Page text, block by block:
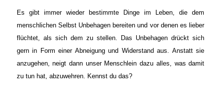
Es gibt immer wieder bestimmte Dinge im Leben, die dem
menschlichen Selbst Unbehagen bereiten und vor denen es lieber
flüchtet, als sich dem zu stellen. Das Unbehagen drückt sich
gern in Form einer Abneigung und Widerstand aus. Anstatt sie
anzugehen, neigt dann unser Menschlein dazu alles, was damit
zu tun hat, abzuwehren. Kennst du das?